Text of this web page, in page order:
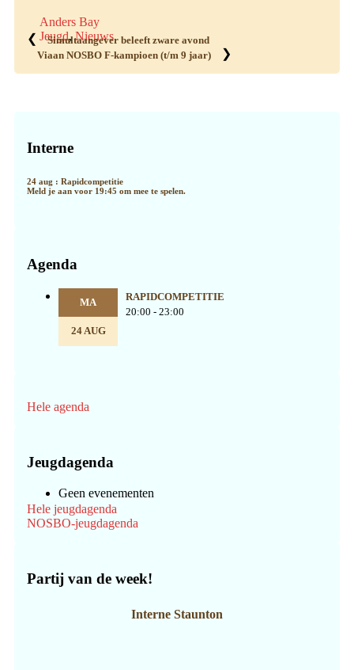
Anders Bay
Jeugd,Nieuws
❮
Simultaangever beleeft zware avond
Viaan NOSBO F-kampioen (t/m 9 jaar)
❯
Sidebar
Interne
24 aug : Rapidcompetitie
Meld je aan voor 19:45 om mee te spelen.
Agenda
MA
24 AUG
RAPIDCOMPETITIE
20:00 - 23:00
Hele agenda
Jeugdagenda
Geen evenementen
Hele jeugdagenda
NOSBO-jeugdagenda
Partij van de week!
Interne Staunton